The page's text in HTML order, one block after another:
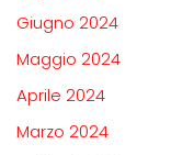
Giugno 2024
Maggio 2024
Aprile 2024
Marzo 2024